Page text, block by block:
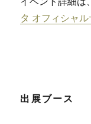
タ オフィシャル
出展ブース